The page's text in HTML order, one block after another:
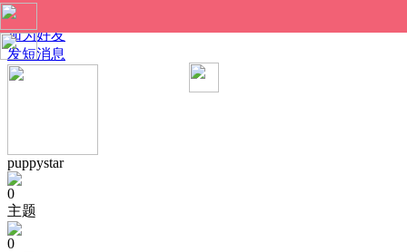
puppystar 的个人资料
加为好友
发短消息
puppystar
0
主题
0